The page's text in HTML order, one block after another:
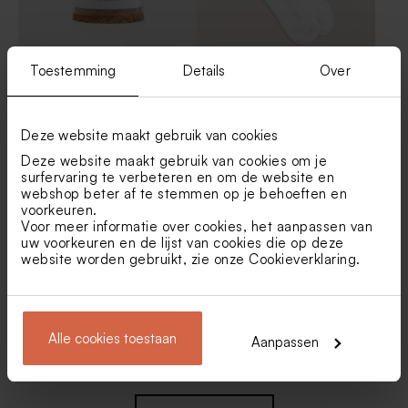
Toestemming Details Over
Deze website maakt gebruik van cookies
Deze website maakt gebruik van cookies om je
surfervaring te verbeteren en om de website en
webshop beter af te stemmen op je behoeften en
voorkeuren.
Voor meer informatie over cookies, het aanpassen van
uw voorkeuren en de lijst van cookies die op deze
website worden gebruikt, zie onze Cookieverklaring.
Alle cookies toestaan Aanpassen
Glazen stolpje met
- S
Gepersonaliseerde sokken
maat 32-36
gepersonaliseerd label in
hartvorm